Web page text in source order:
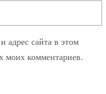
адрес сайта в этом
моих комментариев.